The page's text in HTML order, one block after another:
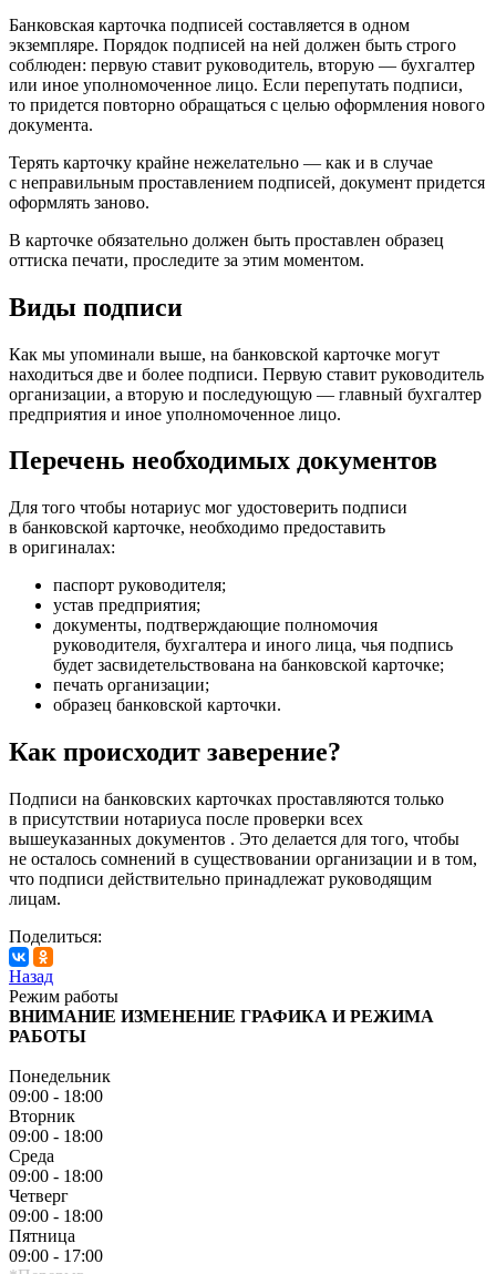
Банковская карточка подписей составляется в одном
экземпляре. Порядок подписей на ней должен быть строго
соблюден: первую ставит руководитель, вторую — бухгалтер
или иное уполномоченное лицо. Если перепутать подписи,
то придется повторно обращаться с целью оформления нового
документа.
Терять карточку крайне нежелательно — как и в случае
с неправильным проставлением подписей, документ придется
оформлять заново.
В карточке обязательно должен быть проставлен образец
оттиска печати, проследите за этим моментом.
Виды подписи
Как мы упоминали выше, на банковской карточке могут
находиться две и более подписи. Первую ставит руководитель
организации, а вторую и последующую — главный бухгалтер
предприятия и иное уполномоченное лицо.
Перечень необходимых документов
Для того чтобы нотариус мог удостоверить подписи
в банковской карточке, необходимо предоставить
в оригиналах:
паспорт руководителя;
устав предприятия;
документы, подтверждающие полномочия
руководителя, бухгалтера и иного лица, чья подпись
будет засвидетельствована на банковской карточке;
печать организации;
образец банковской карточки.
Как происходит заверение?
Подписи на банковских карточках проставляются только
в присутствии нотариуса после проверки всех
вышеуказанных документов . Это делается для того, чтобы
не осталось сомнений в существовании организации и в том,
что подписи действительно принадлежат руководящим
лицам.
Поделиться:
Назад
Режим работы
ВНИМАНИЕ ИЗМЕНЕНИЕ ГРАФИКА И РЕЖИМА
РАБОТЫ
Понедельник
09:00 - 18:00
Вторник
09:00 - 18:00
Среда
09:00 - 18:00
Четверг
09:00 - 18:00
Пятница
09:00 - 17:00